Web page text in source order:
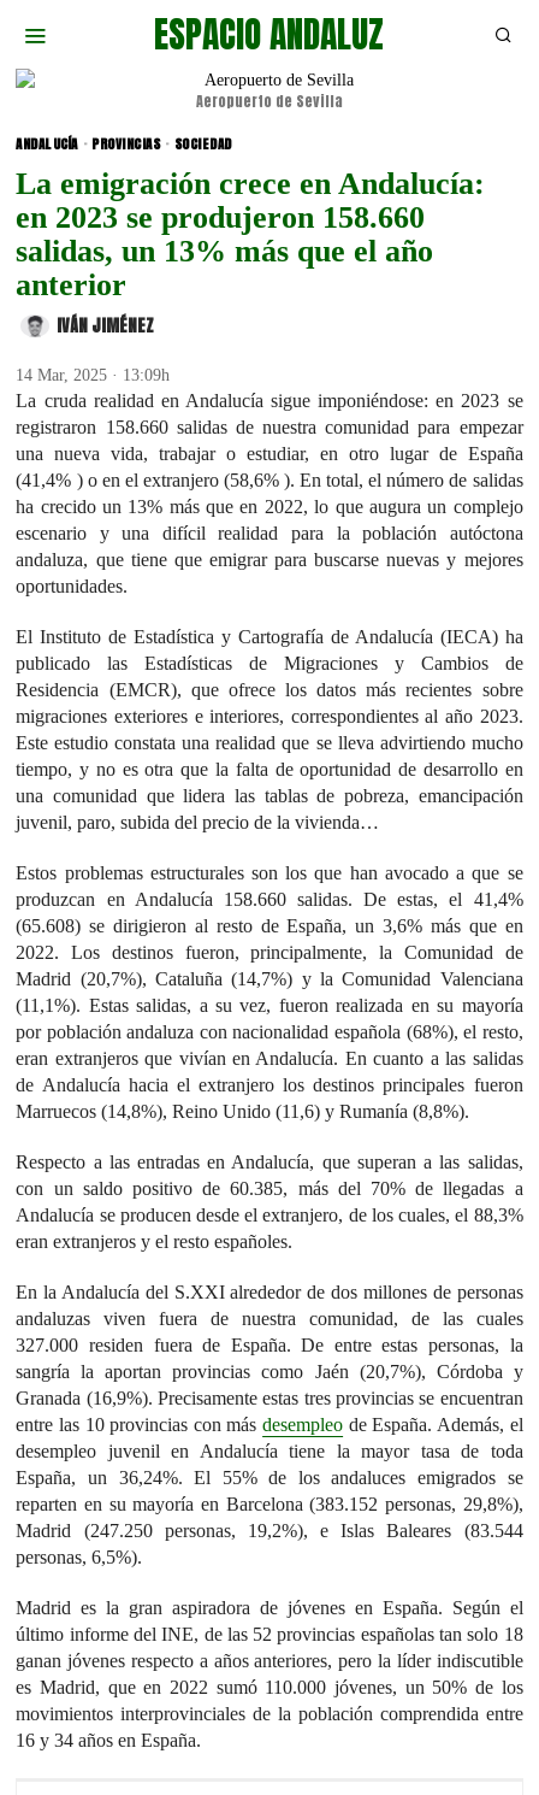
ESPACIO ANDALUZ
Aeropuerto de Sevilla
ANDALUCÍA · PROVINCIAS · SOCIEDAD
La emigración crece en Andalucía:
en 2023 se produjeron 158.660
salidas, un 13% más que el año
anterior
IVÁN JIMÉNEZ
14 Mar, 2025 · 13:09h
La cruda realidad en Andalucía sigue imponiéndose: en 2023 se
registraron 158.660 salidas de nuestra comunidad para empezar
una nueva vida, trabajar o estudiar, en otro lugar de España
(41,4% ) o en el extranjero (58,6% ). En total, el número de salidas
ha crecido un 13% más que en 2022, lo que augura un complejo
escenario y una difícil realidad para la población autóctona
andaluza, que tiene que emigrar para buscarse nuevas y mejores
oportunidades.
El Instituto de Estadística y Cartografía de Andalucía (IECA) ha
publicado las Estadísticas de Migraciones y Cambios de
Residencia (EMCR), que ofrece los datos más recientes sobre
migraciones exteriores e interiores, correspondientes al año 2023.
Este estudio constata una realidad que se lleva advirtiendo mucho
tiempo, y no es otra que la falta de oportunidad de desarrollo en
una comunidad que lidera las tablas de pobreza, emancipación
juvenil, paro, subida del precio de la vivienda…
Estos problemas estructurales son los que han avocado a que se
produzcan en Andalucía 158.660 salidas. De estas, el 41,4%
(65.608) se dirigieron al resto de España, un 3,6% más que en
2022. Los destinos fueron, principalmente, la Comunidad de
Madrid (20,7%), Cataluña (14,7%) y la Comunidad Valenciana
(11,1%). Estas salidas, a su vez, fueron realizada en su mayoría
por población andaluza con nacionalidad española (68%), el resto,
eran extranjeros que vivían en Andalucía. En cuanto a las salidas
de Andalucía hacia el extranjero los destinos principales fueron
Marruecos (14,8%), Reino Unido (11,6) y Rumanía (8,8%).
Respecto a las entradas en Andalucía, que superan a las salidas,
con un saldo positivo de 60.385, más del 70% de llegadas a
Andalucía se producen desde el extranjero, de los cuales, el 88,3%
eran extranjeros y el resto españoles.
En la Andalucía del S.XXI alrededor de dos millones de personas
andaluzas viven fuera de nuestra comunidad, de las cuales
327.000 residen fuera de España. De entre estas personas, la
sangría la aportan provincias como Jaén (20,7%), Córdoba y
Granada (16,9%). Precisamente estas tres provincias se encuentran
entre las 10 provincias con másdesempleo de España. Además, el
desempleo juvenil en Andalucía tiene la mayor tasa de toda
España, un 36,24%. El 55% de los andaluces emigrados se
reparten en su mayoría en Barcelona (383.152 personas, 29,8%),
Madrid (247.250 personas, 19,2%), e Islas Baleares (83.544
personas, 6,5%).
Madrid es la gran aspiradora de jóvenes en España. Según el
último informe del INE, de las 52 provincias españolas tan solo 18
ganan jóvenes respecto a años anteriores, pero la líder indiscutible
es Madrid, que en 2022 sumó 110.000 jóvenes, un 50% de los
movimientos interprovinciales de la población comprendida entre
16 y 34 años en España.